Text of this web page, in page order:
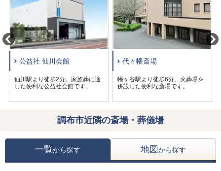
公益社 仙川会館
仙川駅より徒歩2分。家族葬に適
した便利な公益社会館です。
代々幡斎場
幡ヶ谷駅より徒歩6分。火葬場を
併設した便利な斎場です。
調布市近隣の斎場・葬儀場
一覧から探す 地図から探す